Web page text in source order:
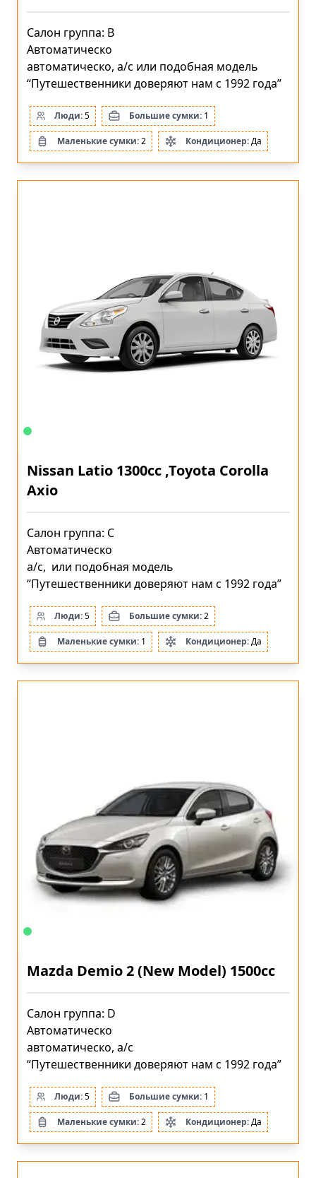
Салон группа: B
Автоматическо
автоматическо, a/c или подобная модель
“Путешественники доверяют нам с 1992 года”
Люди:5 Большие сумки: 1
Маленькие сумки:2 Кондиционер:Да
Nissan Latio 1300cc ,Toyota Corolla
Axio
Салон группа: C
Автоматическо
a/c, или подобная модель
“Путешественники доверяют нам с 1992 года”
Люди:5 Большие сумки:2
Маленькие сумки: 1 Кондиционер:Да
Mazda Demio 2 (New Model) 1500cc
Салон группа: D
Автоматическо
автоматическо, a/c
“Путешественники доверяют нам с 1992 года”
Люди:5 Большие сумки: 1
Маленькие сумки:2 Кондиционер:Да